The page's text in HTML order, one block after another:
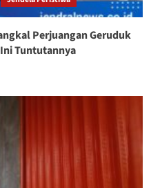
Perjuangan Geruduk
Tuntutannya